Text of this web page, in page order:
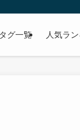
グ一覧 人気ラ